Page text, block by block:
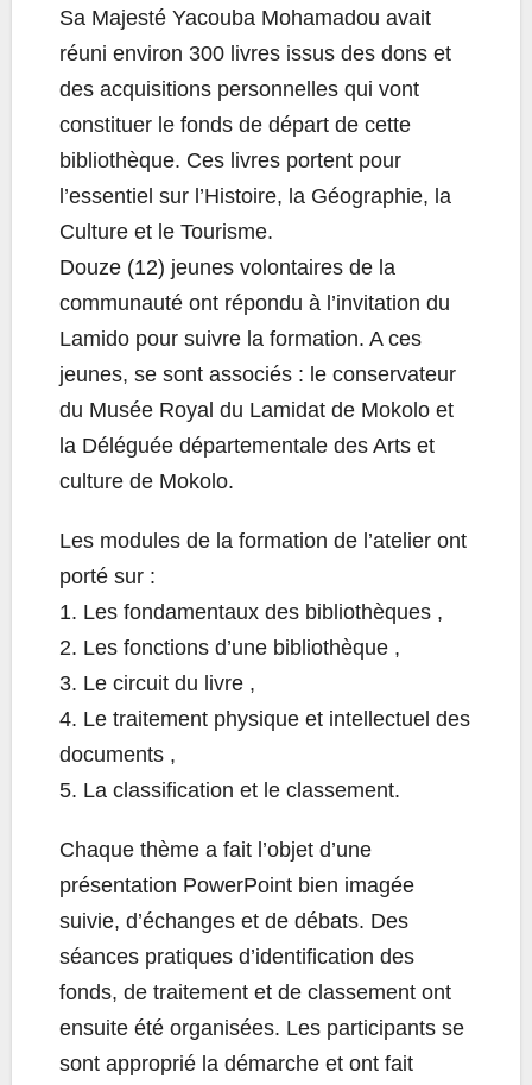
Sa Majesté Yacouba Mohamadou avait
réuni environ 300 livres issus des dons et
des acquisitions personnelles qui vont
constituer le fonds de départ de cette
bibliothèque. Ces livres portent pour
l’essentiel sur l’Histoire, la Géographie, la
Culture et le Tourisme.
Douze (12) jeunes volontaires de la
communauté ont répondu à l’invitation du
Lamido pour suivre la formation. A ces
jeunes, se sont associés : le conservateur
du Musée Royal du Lamidat de Mokolo et
la Déléguée départementale des Arts et
culture de Mokolo.
Les modules de la formation de l’atelier ont
porté sur :
1. Les fondamentaux des bibliothèques ,
2. Les fonctions d’une bibliothèque ,
3. Le circuit du livre ,
4. Le traitement physique et intellectuel des
documents ,
5. La classification et le classement.
Chaque thème a fait l’objet d’une
présentation PowerPoint bien imagée
suivie, d’échanges et de débats. Des
séances pratiques d’identification des
fonds, de traitement et de classement ont
ensuite été organisées. Les participants se
sont approprié la démarche et ont fait